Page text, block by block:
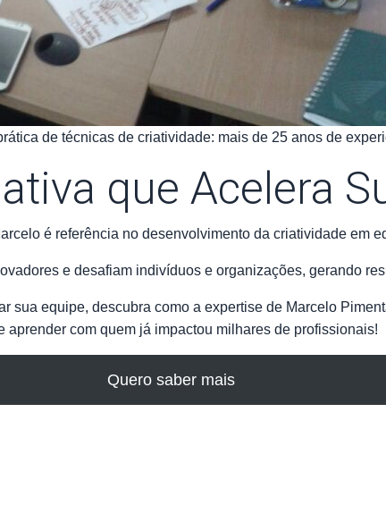
de técnicas de criatividade: mais de 25 anos de
que Acelera
é referência no desenvolvimento da criatividade em
e desafiam indivíduos e organizações, gerando
sua equipe, descubra como a expertise de Marcelo
com quem já impactou milhares de profissionais!
Quero saber mais